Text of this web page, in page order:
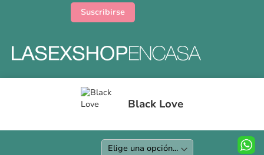
Black Love
Suscribirse
Formas y gastos de envíos
Protección a Compradores